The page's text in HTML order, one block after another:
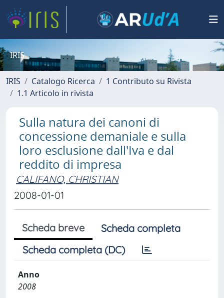
IRIS
IRIS Catalogo Ricerca
1 Contributo su Rivista
1.1 Articolo in rivista
Sulla natura dei canoni di
concessione demaniale e sulla
loro esclusione dall'Iva e dal
reddito di impresa
CALIFANO, CHRISTIAN
2008-01-01
Scheda breve
Scheda completa
Scheda completa (DC)
Anno
2008